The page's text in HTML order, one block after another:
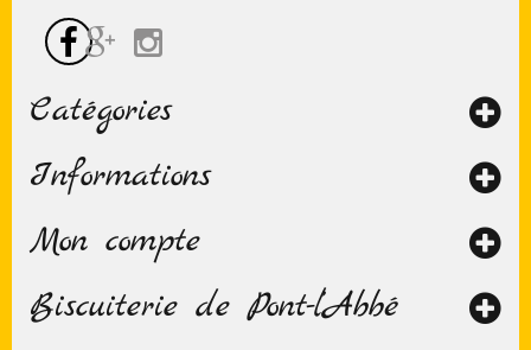
Catégories
Informations
Mon compte
Biscuiterie de Pont-l’Abbé